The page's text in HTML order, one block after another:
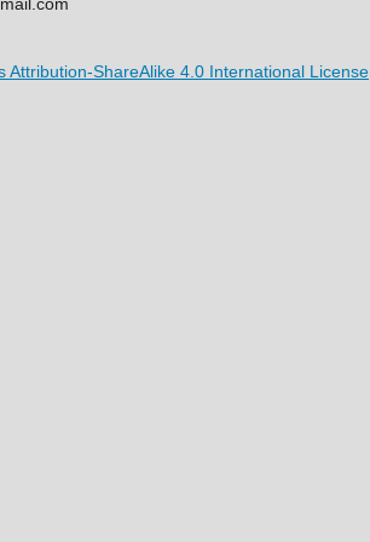
Attribution-ShareAlike 4.0 International License